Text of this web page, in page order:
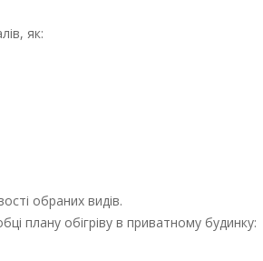
як:
обраних видів.
плану обігріву в приватному будинку: